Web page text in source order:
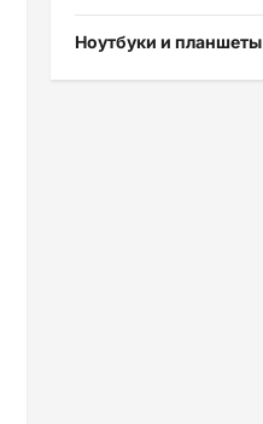
Ноутбуки и планшеты